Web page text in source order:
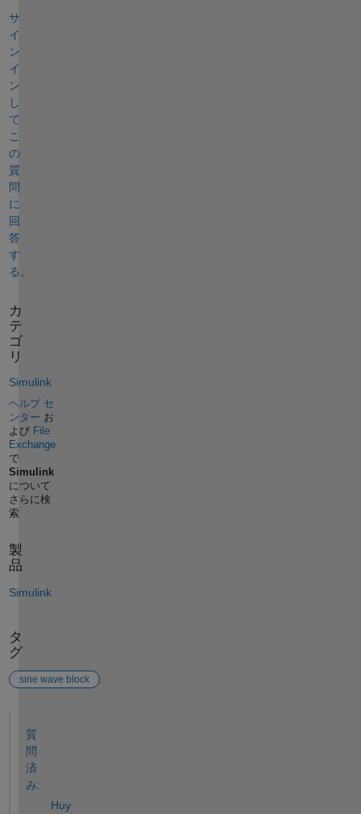
サ
イ
ン
イ
ン
し
て
こ
の
質
問
に
回
答
す
る。
カ
テ
ゴ
リ
Simulink
ヘルプ セ
ンター お
よび File
Exchange
で
Simulink
について
さらに検
索
製
品
Simulink
タ
グ
sine wave block
質
問
済
み:
Huy